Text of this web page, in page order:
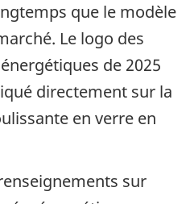
que le modèle
Le logo des
de 2025
directement sur la
en verre en
sur